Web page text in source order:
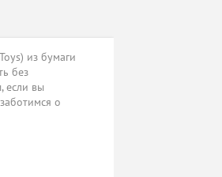
из бумаги
без
если вы
о